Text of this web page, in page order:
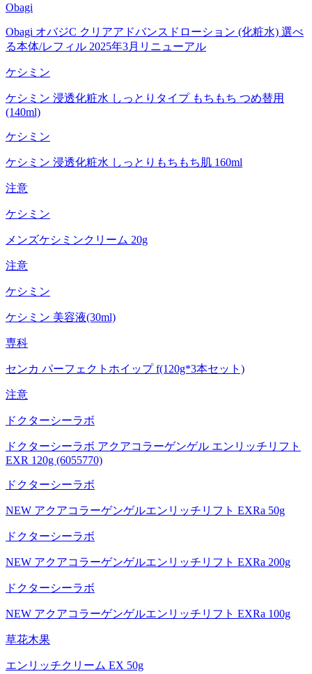
Obagi
Obagi オバジC クリアアドバンスドローション (化粧水) 選べ
る本体/レフィル 2025年3月リニューアル
ケシミン
ケシミン 浸透化粧水 しっとりタイプ もちもち つめ替用
(140ml)
ケシミン
ケシミン 浸透化粧水 しっとりもちもち肌 160ml
注意
ケシミン
メンズケシミンクリーム 20g
注意
ケシミン
ケシミン 美容液(30ml)
専科
センカ パーフェクトホイップ f(120g*3本セット)
注意
ドクターシーラボ
ドクターシーラボ アクアコラーゲンゲル エンリッチリフト
EXR 120g (6055770)
ドクターシーラボ
NEW アクアコラーゲンゲルエンリッチリフト EXRa 50g
ドクターシーラボ
NEW アクアコラーゲンゲルエンリッチリフト EXRa 200g
ドクターシーラボ
NEW アクアコラーゲンゲルエンリッチリフト EXRa 100g
草花木果
エンリッチクリーム EX 50g